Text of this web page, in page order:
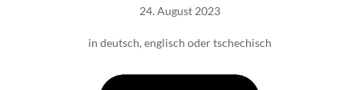
24. August 2023
in deutsch, englisch oder tschechisch